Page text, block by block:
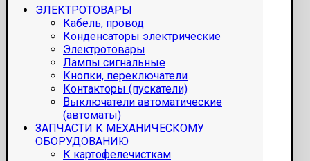
ЭЛЕКТРОТОВАРЫ
Кабель, провод
Конденсаторы электрические
Электротовары
Лампы сигнальные
Кнопки, переключатели
Контакторы (пускатели)
Выключатели автоматические
(автоматы)
ЗАПЧАСТИ К МЕХАНИЧЕСКОМУ
ОБОРУДОВАНИЮ
К картофелечисткам